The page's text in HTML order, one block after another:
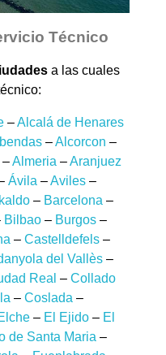
Técnico
a las cuales
–Alcalá de Henares
–Alcorcon –
–Almeria –Aranjuez
Ávila –Aviles –
– Barcelona –
Bilbao – Burgos –
– Castelldefels –
del Vallès –
Real – Collado
– Coslada –
– El Ejido – El
de Santa Maria –